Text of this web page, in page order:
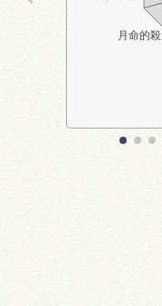
月命的殺